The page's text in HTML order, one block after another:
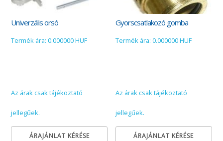
Univerzális orsó
Termék ára: 0.000000 HUF
Az árak csak tájékoztató
jellegűek.
ÁRAJÁNLAT KÉRÉSE
Gyorscsatlakozó gomba
Termék ára: 0.000000 HUF
Az árak csak tájékoztató
jellegűek.
ÁRAJÁNLAT KÉRÉSE